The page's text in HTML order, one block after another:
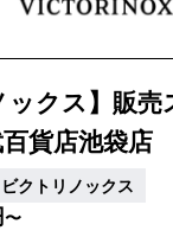
ックス】販
貨店池袋店
クトリノックス
〜